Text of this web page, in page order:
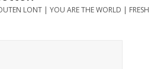
LONT | YOU ARE THE WORLD | FRESH